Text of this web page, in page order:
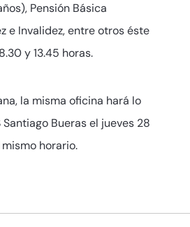
Pensión Básica
e Invalidez, entre otros éste
y 13.45 horas.
la misma oficina hará lo
Bueras el jueves 28
horario.